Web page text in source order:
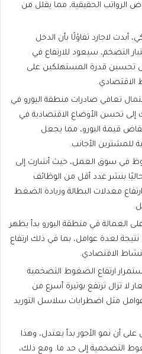
الرواتب الحقيقية، مما يقلل من
أبدت لاجارد تفاؤلًا بأن الدخل
التضخم، سيعود للارتفاع في
تحسين قدرة المستهلكين على
الاقتصادي.
تعافي صادرات منطقة اليورو في
إلى تحسن الأوضاع الاقتصادية في
قيمة اليورو، مما يجعل
للمشترين الأجانب.
في سوق العمل، حيث أشارت إلى
بنشر عدد أقل من الوظائف
معدلات البطالة وزيادة الضغط
العمالة في منطقة اليورو بدأ يظهر
لعدة عوامل، بما في ذلك ارتفاع
الاقتصادي.
ارتفاع الضغوط التضخمية
لا تزال ترتفع بوتيرة أسرع من
مثل اضطرابات سلاسل التوريد
على أن نمو الأجور بدأ يعتدل، وهذا
التضخمية إلى حد ما. ومع ذلك،